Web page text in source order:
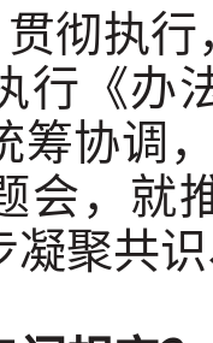
彻执
行《办
筹协调
会，就
凝聚共